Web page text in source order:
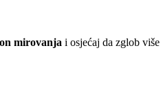
mirovanja i osjećaj da zglob